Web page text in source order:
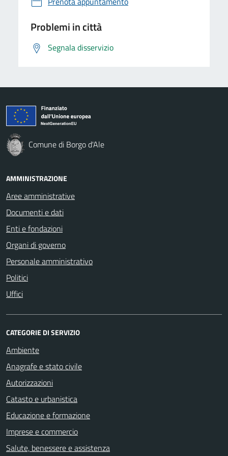
Problemi in città
Segnala disservizio
Comune di Borgo d'Ale
AMMINISTRAZIONE
Aree amministrative
Documenti e dati
Enti e fondazioni
Organi di governo
Personale amministrativo
Politici
Uffici
CATEGORIE DI SERVIZIO
Ambiente
Anagrafe e stato civile
Autorizzazioni
Catasto e urbanistica
Educazione e formazione
Imprese e commercio
Salute, benessere e assistenza